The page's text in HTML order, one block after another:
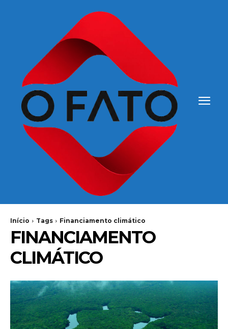
Início Tags Financiamento climático
FINANCIAMENTO
CLIMÁTICO